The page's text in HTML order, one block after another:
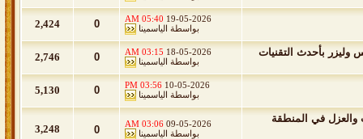
19-05-2026
05:40 AM
بواسطة الياسمينا 0
2,424
بأحدث التقنيات 18-05-2026
03:15 AM
بواسطة الياسمينا 0
2,746
10-05-2026
03:56 PM
بواسطة الياسمينا 0
5,130
والعزل في المنطقة 09-05-2026
03:06 AM
بواسطة الياسمينا 0
3,248